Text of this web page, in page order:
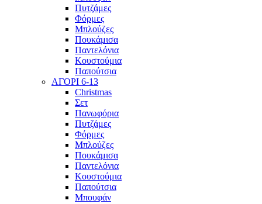
Πυτζάμες
Φόρμες
Μπλούζες
Πουκάμισα
Παντελόνια
Κουστούμια
Παπούτσια
ΑΓΟΡΙ 6-13
Christmas
Σετ
Πανωφόρια
Πυτζάμες
Φόρμες
Μπλούζες
Πουκάμισα
Παντελόνια
Κουστούμια
Παπούτσια
Μπουφάν